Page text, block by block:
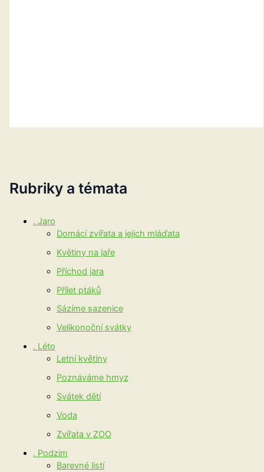
Rubriky a témata
. Jaro
Domácí zvířata a jejich mláďata
Květiny na jaře
Příchod jara
Přílet ptáků
Sázíme sazenice
Velikonoční svátky
. Léto
Letní květiny
Poznáváme hmyz
Svátek dětí
Voda
Zvířata v ZOO
. Podzim
Barevné listí